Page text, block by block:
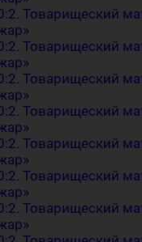
Товарищеский
Товарищеский
Товарищеский
Товарищеский
Товарищеский
Товарищеский
Товарищеский